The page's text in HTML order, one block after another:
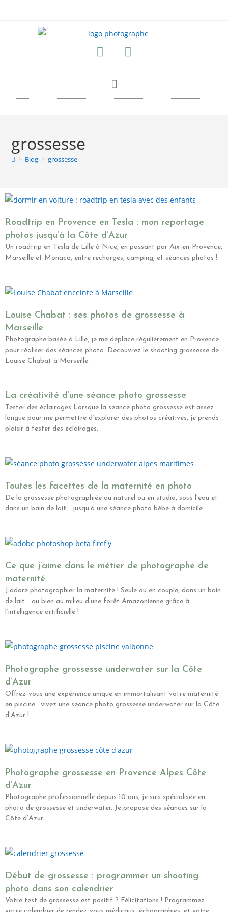
grossesse
> Blog > grossesse
Roadtrip en Provence en Tesla : mon reportage
photos jusqu’à la Côte d’Azur
Un roadtrip en Tesla de Lille à Nice, en passant par Aix-en-Provence,
Marseille et Monaco, entre recharges, camping, et séances photos !
Louise Chabat : ses photos de grossesse à
Marseille
Photographe basée à Lille, je me déplace régulièrement en Provence
pour réaliser des séances photo. Découvrez le shooting grossesse de
Louise Chabat à Marseille.
La créativité d’une séance photo grossesse
Tester des éclairages Lorsque la séance photo grossesse est assez
longue pour me permettre d’explorer des photos créatives, je prends
plaisir à tester des éclairages.
Toutes les facettes de la maternité en photo
De la grossesse photographiée au naturel ou en studio, sous l’eau et
dans un bain de lait… jusqu’à une séance photo bébé à domicile
Ce que j’aime dans le métier de photographe de
maternité
J’adore photographier la maternité ! Seule ou en couple, dans un bain
de lait… ou bien au milieu d’une forêt Amazonienne grâce à
l’intelligence artificielle !
Photographe grossesse underwater sur la Côte
d’Azur
Offrez-vous une expérience unique en immortalisant votre maternité
en piscine : vivez une séance photo grossesse underwater sur la Côte
d’Azur !
Photographe grossesse en Provence Alpes Côte
d’Azur
Photographe professionnelle depuis 10 ans, je suis spécialisée en
photo de grossesse et underwater. Je propose des séances sur la
Côte d’Azur.
Début de grossesse : programmer un shooting
photo dans son calendrier
Votre test de grossesse est positif ? Félicitations ! Programmez